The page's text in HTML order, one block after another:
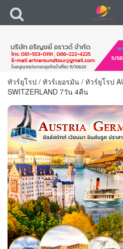
ทัวร์ยุโรป / ทัวร์เยอรมัน / ทัวร์ยุโรป
SWITZERLAND 7วัน 4คืน